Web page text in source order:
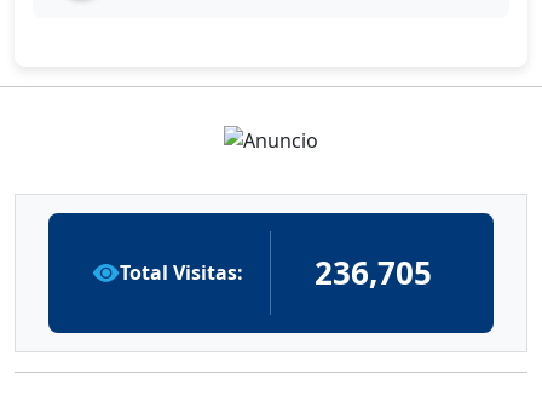
Total Visitas: 236,705